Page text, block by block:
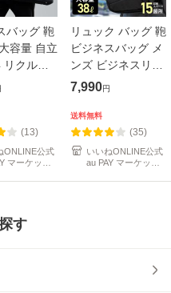
バッグ 鞄
容量 自立
クルー
2way 13
鞄 営業 通
トートバ
(13)
ONLINE公式
マーケット
リュック バッグ 鞄
ビジネスバッグ メ
ンズ ビジネスリュ
ックメンズ 大容量
ース 防水 撥水 通
勤 出張 最大38L ビ
ジネス
7,990円
送料無料
(35)
いいねONLINE公式
au PAY マーケット
す